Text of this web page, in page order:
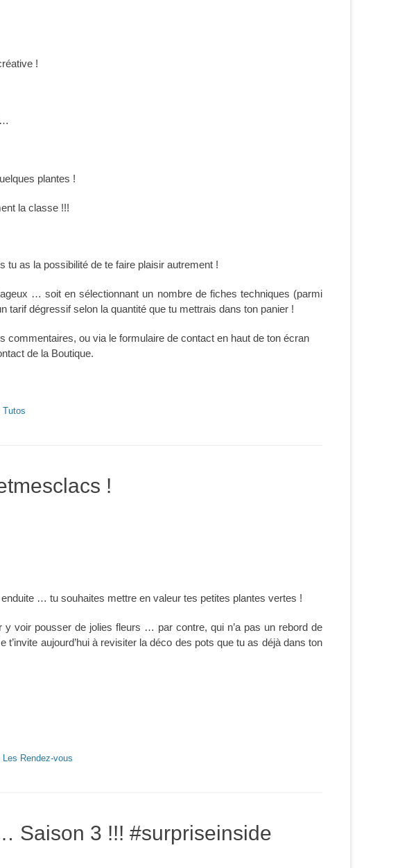
!
…
plantes !
la classe !!!
tu as la possibilité de te faire plaisir autrement !
… soit en sélectionnant un nombre de fiches techniques (parmi
tarif dégressif selon la quantité que tu mettrais dans ton panier !
commentaires, ou via le formulaire de contact en haut de ton écran
de la Boutique.
Tutos
!
… tu souhaites mettre en valeur tes petites plantes vertes !
y voir pousser de jolies fleurs … par contre, qui n’a pas un rebord de
aujourd’hui à revisiter la déco des pots que tu as déjà dans ton
Les Rendez-vous
Saison 3 !!! #surpriseinside